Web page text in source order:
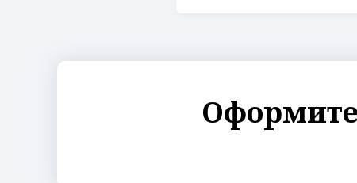
Оформите